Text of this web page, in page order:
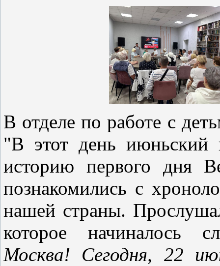
В отделе по работе с
"В этот день июньский
историю первого дня
познакомились с
нашей страны.
которое начиналось
Москва! Сегодня, 22